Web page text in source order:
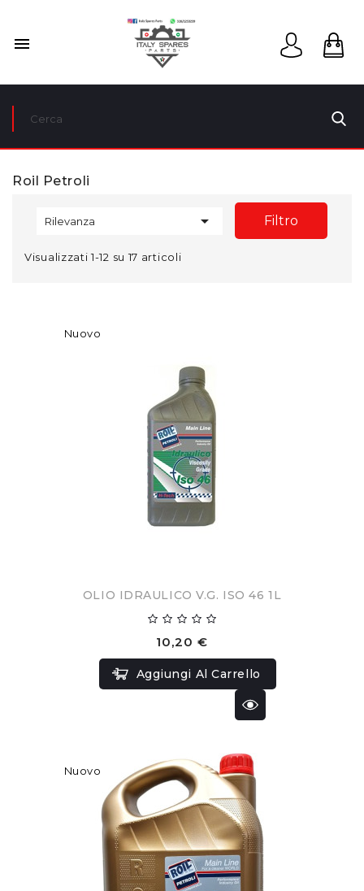

Roil Petroli
Rilevanza  Filtro
Visualizzati 1-12 su 17 articoli
Nuovo
OLIO IDRAULICO V.G. ISO 46 1L
10,20 €
Aggiungi Al Carrello
Nuovo